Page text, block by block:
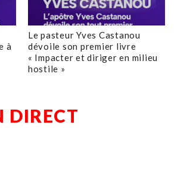
à
Le pasteur Yves Castanou
dévoile son premier livre
« Impacter et diriger en milieu
hostile »
DIRECT